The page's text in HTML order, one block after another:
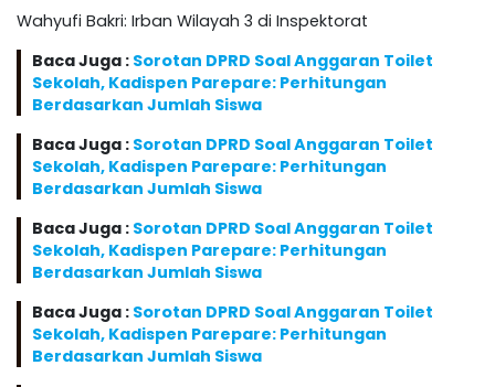
Wahyufi Bakri: Irban Wilayah 3 di Inspektorat
Baca Juga : Sorotan DPRD Soal Anggaran Toilet
Sekolah, Kadispen Parepare: Perhitungan
Berdasarkan Jumlah Siswa
Baca Juga : Sorotan DPRD Soal Anggaran Toilet
Sekolah, Kadispen Parepare: Perhitungan
Berdasarkan Jumlah Siswa
Baca Juga : Sorotan DPRD Soal Anggaran Toilet
Sekolah, Kadispen Parepare: Perhitungan
Berdasarkan Jumlah Siswa
Baca Juga : Sorotan DPRD Soal Anggaran Toilet
Sekolah, Kadispen Parepare: Perhitungan
Berdasarkan Jumlah Siswa